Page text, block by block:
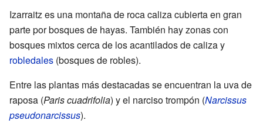
Izarraitz es una montaña de roca caliza cubierta en gran
parte por bosques de hayas. También hay zonas con
bosques mixtos cerca de los acantilados de caliza y
robledales (bosques de robles).
Entre las plantas más destacadas se encuentran la uva de
raposa (Paris cuadrifolia) y el narciso trompón (Narcissus
pseudonarcissus).